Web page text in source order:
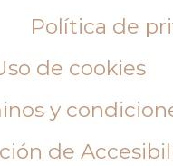
Política de
de cookies
y
de